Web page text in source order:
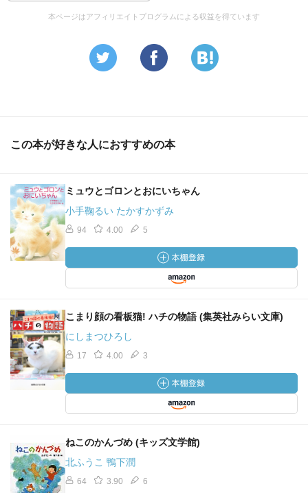
本ページはアフィリエイトプログラムによる収益を得ています
この本が好きな人におすすめの本
ミュウとゴロンとおにいちゃん
小手鞠るい たかすかずみ
94 4.00 5
こまり顔の看板猫! ハチの物語 (集英社みらい文庫)
にしまつひろし
17 4.00 3
ねこのかんづめ (キッズ文学館)
北ふうこ 鴨下潤
64 3.90 6